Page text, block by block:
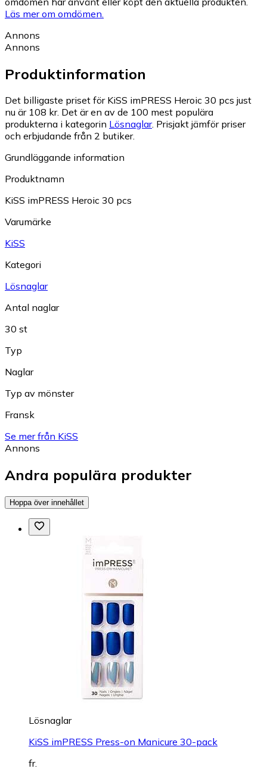
Läs mer om omdömen.
Annons
Annons
Produktinformation
Det billigaste priset för KiSS imPRESS Heroic 30 pcs just
nu är 108 kr. Det är en av de 100 mest populära
produkterna i kategorin Lösnaglar. Prisjakt jämför priser
och erbjudande från 2 butiker.
Grundläggande information
Produktnamn
KiSS imPRESS Heroic 30 pcs
Varumärke
KiSS
Kategori
Lösnaglar
Antal naglar
30 st
Typ
Naglar
Typ av mönster
Fransk
Se mer från KiSS
Annons
Andra populära produkter
Hoppa över innehållet
Lösnaglar
KiSS imPRESS Press-on Manicure 30-pack
fr.